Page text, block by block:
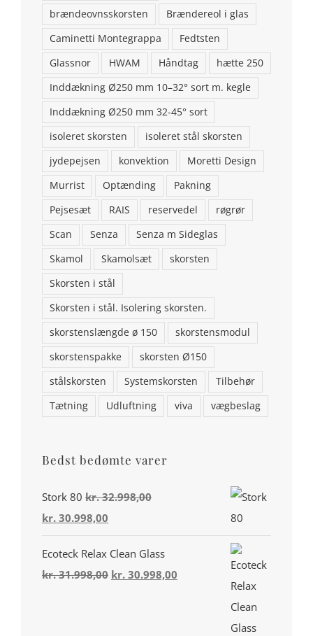
brændeovnsskorsten
Brændereol i glas
Caminetti Montegrappa
Fedtsten
Glassnor
HWAM Håndtag
hætte 250
Inddækning Ø250 mm 10–32° sort m. kegle
Inddækning Ø250 mm 32-45° sort
isoleret skorsten
isoleret stål skorsten
jydepejsen
konvektion
Moretti Design
Murrist
Optænding
Pakning
Pejsesæt
RAIS reservedel
røgrør
Scan
Senza
Senza m Sideglas
Skamol
Skamolsæt
skorsten
Skorsten i stål
Skorsten i stål. Isolering skorsten.
skorstenslængde ø 150
skorstensmodul
skorstenspakke
skorsten Ø150
stålskorsten
Systemskorsten
Tilbehør
Tætning
Udluftning viva vægbeslag
Bedst bedømte varer
Stork 80 kr.32.998,00
Den
oprindelige
pris
var:
kr. 30.998,00
aktuelle
pris
er:
Ecoteck Relax Clean Glass
kr.31.998,00 Den
kr. 30.998,00
KONTAKT OS
Brændeovns finans ApS
Addresse: Stenstrupvej 2, 9500 Hobro
Telefon: 98554146
Email:aalborgpejse@gmail.com
Din konto
Miljø & Ansvarlighed
Handelsbetingelser
Privatlivspolitik
Cookiepolitik (EU)